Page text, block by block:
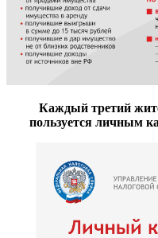
Каждый третий
пользуется личным